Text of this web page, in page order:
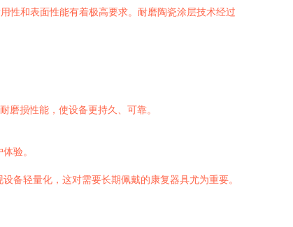
性和表面性能有着极高要求。耐磨陶瓷涂层技术经过
磨损性能，使设备更持久、可靠。
验。
备轻量化，这对需要长期佩戴的康复器具尤为重要。